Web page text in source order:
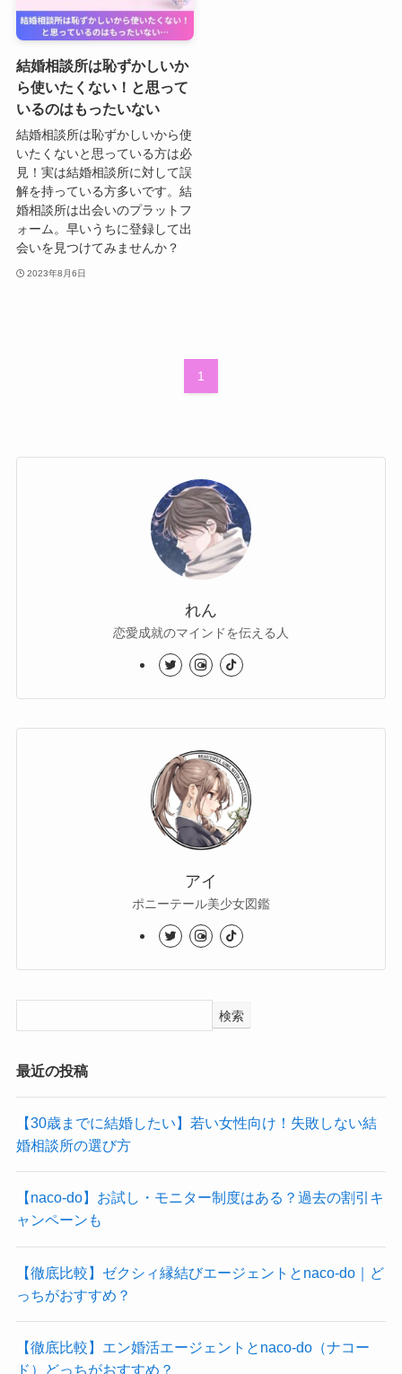
結婚相談所は恥ずかしいか
ら使いたくない！と思って
いるのはもったいない
結婚相談所は恥ずかしいから使
いたくないと思っている方は必
見！実は結婚相談所に対して誤
解を持っている方多いです。結
婚相談所は出会いのプラットフ
ォーム。早いうちに登録して出
会いを見つけてみませんか？
2023年8月6日
1
れん
恋愛成就のマインドを伝える人
アイ
ポニーテール美少女図鑑
検索
最近の投稿
【30歳までに結婚したい】若い女性向け！失敗しない結
婚相談所の選び方
【naco-do】お試し・モニター制度はある？過去の割引キ
ャンペーンも
【徹底比較】ゼクシィ縁結びエージェントとnaco-do｜ど
っちがおすすめ？
【徹底比較】エン婚活エージェントとnaco-do（ナコー
ド）どっちがおすすめ？